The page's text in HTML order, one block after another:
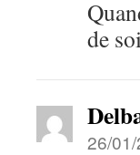
de
26/